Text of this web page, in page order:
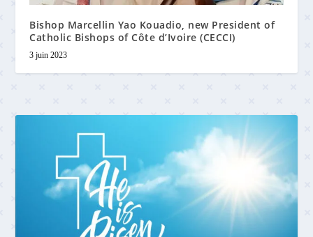
Bishop Marcellin Yao Kouadio, new President of
Catholic Bishops of Côte d’Ivoire (CECCI)
3 juin 2023